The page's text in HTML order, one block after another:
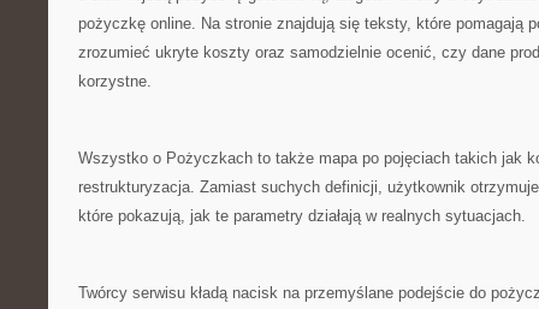
pożyczkę online. Na stronie znajdują się teksty, które pomagają
zrozumieć ukryte koszty oraz samodzielnie ocenić, czy dane
korzystne.
Wszystko o Pożyczkach to także mapa po pojęciach takich jak
restrukturyzacja. Zamiast suchych definicji, użytkownik
które pokazują, jak te parametry działają w realnych sytuacjach.
Twórcy serwisu kładą nacisk na przemyślane podejście do